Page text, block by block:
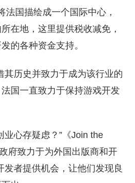
法国描绘成一个国际中心，
在地，这里提供税收减免，
的各种资金支持。
其历史并致力于成为该行业的
国一直致力于保持游戏开发
业心存疑虑？”《Join the
府致力于为外国出版商和开
发者提供机会，让他们发现良